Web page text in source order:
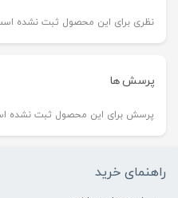
نظری برای این محصول ثبت نشده
پرسش ها
پرسش برای این محصول ثبت نشده
راهنمای خرید